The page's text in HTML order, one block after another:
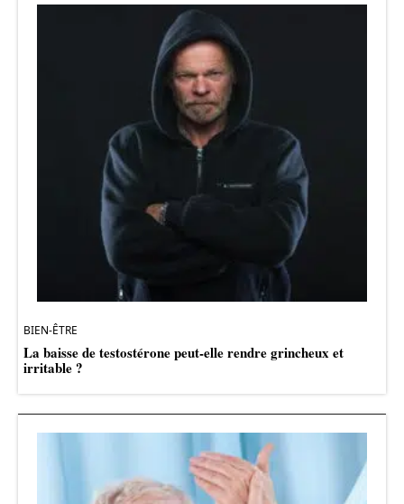
BIEN-ÊTRE
La baisse de testostérone peut-elle rendre grincheux et
irritable ?